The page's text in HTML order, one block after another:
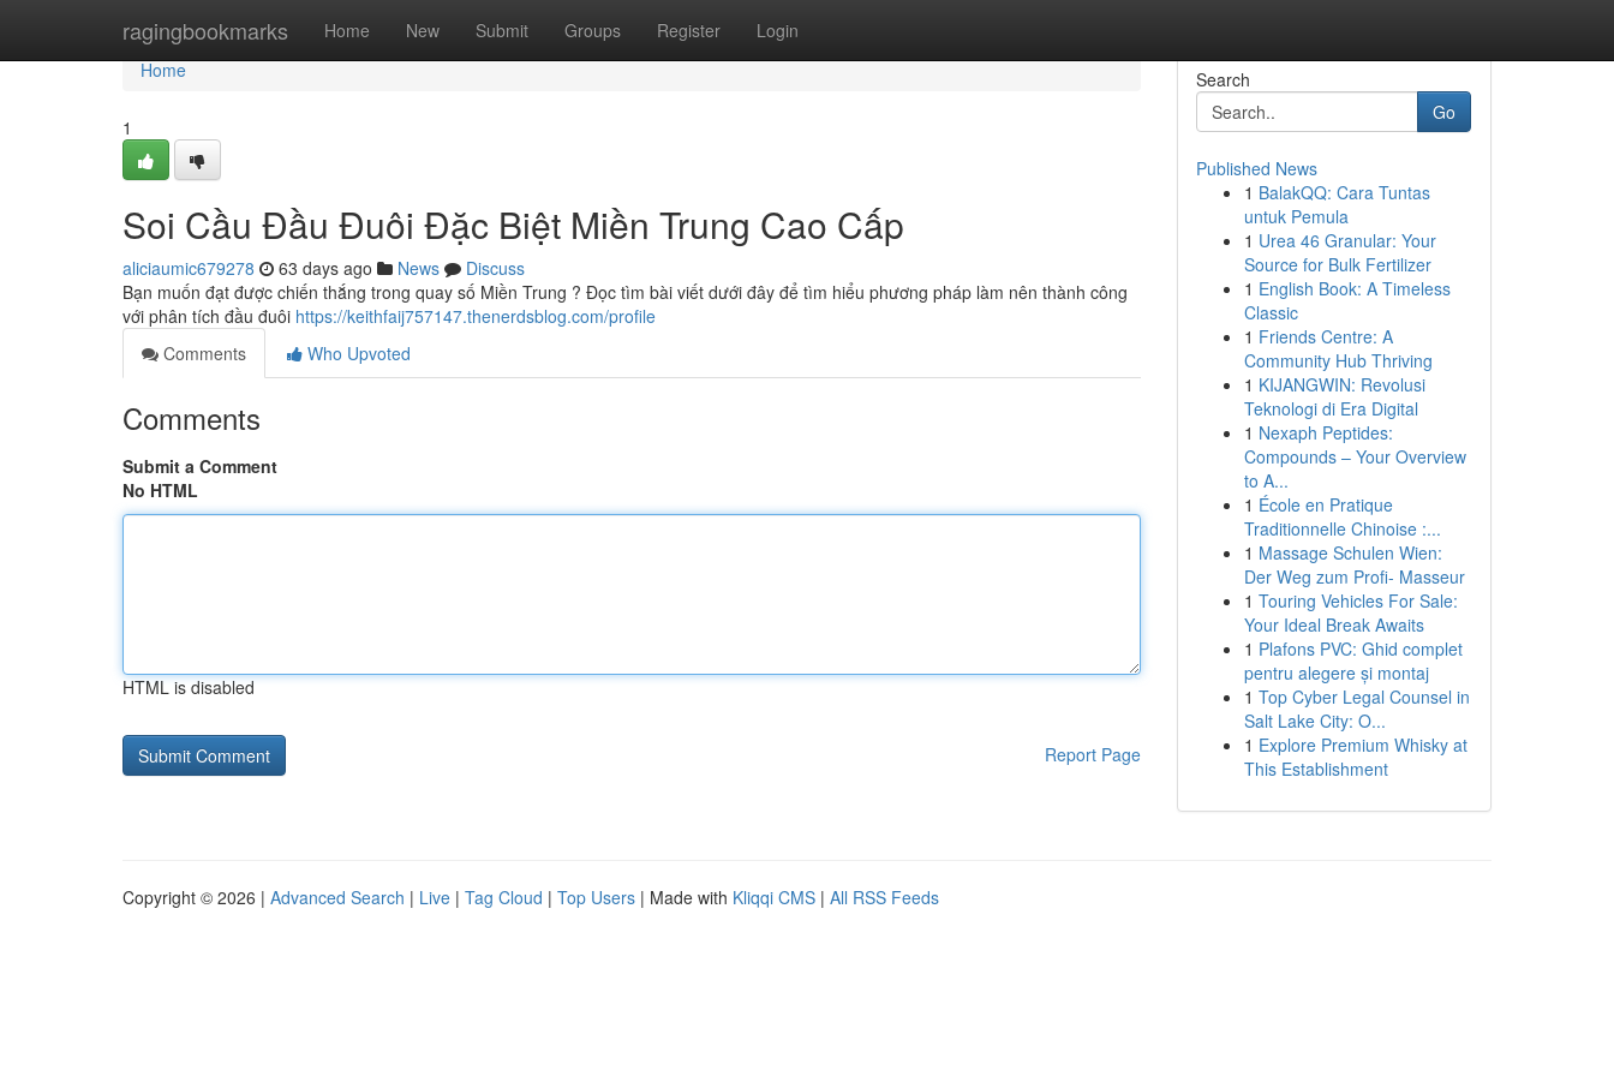
ragingbookmarks Home New Submit Groups Register Login
Home
Home
1
Soi Cầu Đầu Đuôi Đặc Biệt Miền Trung Cao Cấp
aliciaumic679278 63 days ago News
Discuss
Bạn muốn đạt được chiến thắng trong quay số Miền Trung ? Đọc tìm bài viết dưới đây để tìm hiểu phương pháp làm nên thành công
với phân tích đầu đuôi https://keithfaij757147.thenerdsblog.com/profile
Comments
Who Upvoted
Comments
Submit a Comment
No HTML
HTML is disabled
Report Page
Search
Go
Published News
1 BalakQQ: Cara Tuntas
untuk Pemula
1 Urea 46 Granular: Your
Source for Bulk Fertilizer
1 English Book: A Timeless
Classic
1 Friends Centre: A
Community Hub Thriving
1 KIJANGWIN: Revolusi
Teknologi di Era Digital
1 Nexaph Peptides:
Compounds – Your Overview
to A...
1 École en Pratique
Traditionnelle Chinoise :...
1 Massage Schulen Wien:
Der Weg zum Profi- Masseur
1 Touring Vehicles For Sale:
Your Ideal Break Awaits
1 Plafons PVC: Ghid complet
pentru alegere și montaj
1 Top Cyber Legal Counsel in
Salt Lake City: O...
1 Explore Premium Whisky at
This Establishment
Copyright © 2026 | Advanced Search | Live | Tag Cloud | Top Users | Made with Kliqqi CMS | All RSS Feeds